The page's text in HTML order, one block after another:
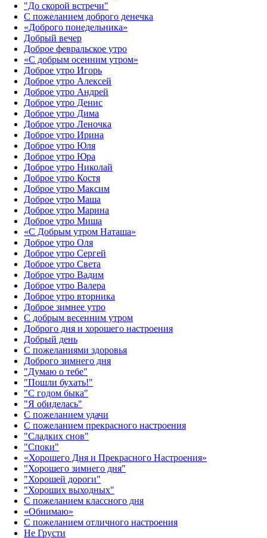
"До скорой встречи"
С пожеланием доброго денечка
«Доброго понедельника»‎
Добрый вечер
Доброе февральское утро
«С добрым осенним утром»‎
Доброе утро Игорь
Доброе утро Алексей
Доброе утро Андрей
Доброе утро Денис
Доброе утро Дима
Доброе утро Леночка
Доброе утро Ирина
Доброе утро Юля
Доброе утро Юра
Доброе утро Николай
Доброе утро Костя
Доброе утро Максим
Доброе утро Маша
Доброе утро Марина
Доброе утро Миша
«С Добрым утром Наташа»
Доброе утро Оля
Доброе утро Сергей
Доброе утро Света
Доброе утро Вадим
Доброе утро Валера
Доброе утро вторника
Доброе зимнее утро
С добрым весенним утром
Доброго дня и хорошего настроения
Добрый день
С пожеланиями здоровья
Доброго зимнего дня
"Думаю о тебе"
"Пошли бухать!"
"С годом быка"
"Я обиделась"
С пожеланием удачи
С пожеланием прекрасного настроения
"Сладких снов"
"Споки"
«Хорошего Дня и Прекрасного Настроения»
"Хорошего зимнего дня"
"Хорошей дороги"
"Хороших выходных"
С пожеланием классного дня
«Обнимаю»
С пожеланием отличного настроения
Не Грусти